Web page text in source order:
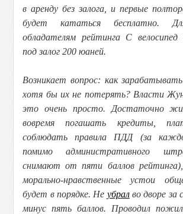
в аренду без залога, и первые
будет кататься бесплатно.
обладателям рейтинга С
под залог 200 юаней.
Возникает вопрос: как
хотя бы их не потерять? Власти
это очень просто. Достаточно
вовремя погашать кредиты,
соблюдать правила ПДД (за
помимо административного
снимают от пяти баллов
морально-нравственные устои
будет в порядке. Не убралво дворе за
минус пять баллов. Проводил